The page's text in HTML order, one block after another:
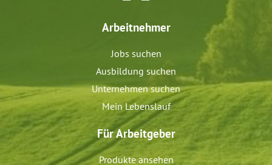
Arbeitnehmer
Jobs suchen
Ausbildung suchen
Unternehmen suchen
Mein Lebenslauf
Für Arbeitgeber
Produkte ansehen